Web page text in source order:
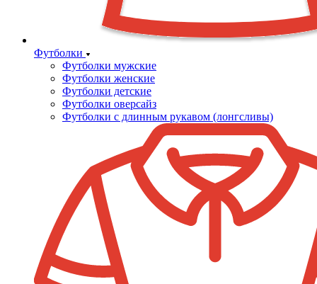
Футболки
Футболки мужские
Футболки женские
Футболки детские
Футболки оверсайз
Футболки с длинным рукавом (лонгсливы)